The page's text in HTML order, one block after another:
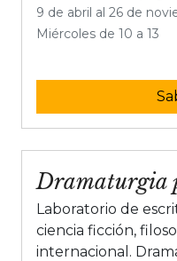
9 de abril al 26 de
Miércoles de 10 a 13
Dramaturgia
Laboratorio de
ciencia ficción,
internacional.